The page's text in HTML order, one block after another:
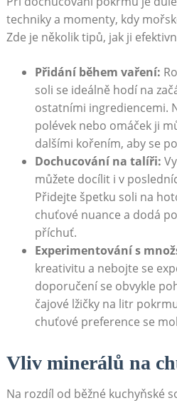
techniky a momenty, kdy
Zde je několik tipů, jak ji
Přidání během vaření:
soli se ideálně hodí na
ostatními ingrediencemi.
polévek nebo omáček ji
dalšími kořením, aby se
Dochucování na talíři:
můžete docílit i v
Přidejte špetku soli na
chuťové nuance a dodá
příchuť.
Experimentování s
kreativitu a nebojte se
doporučení se obvykle
čajové lžičky na litr
chuťové preference se
Vliv minerálů na
Na rozdíl od běžné kuchyňské